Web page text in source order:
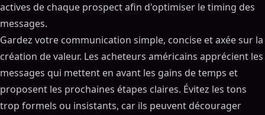
actives de chaque prospect afin d'optimiser le timing des
messages.
Gardez votre communication simple, concise et axée sur la
création de valeur. Les acheteurs américains apprécient les
messages qui mettent en avant les gains de temps et
proposent les prochaines étapes claires. Évitez les tons
trop formels ou insistants, car ils peuvent décourager